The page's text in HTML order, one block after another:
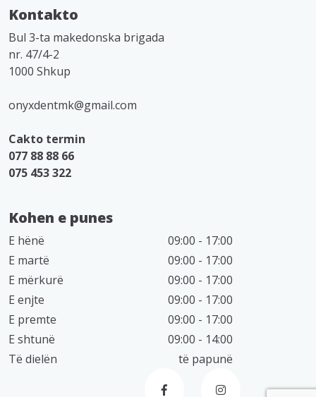
Kontakto
Bul 3-ta makedonska brigada
nr. 47/4-2
1000 Shkup
onyxdentmk@gmail.com
Cakto termin
077 88 88 66
075 453 322
Kohen e punes
E hënë
09:00 - 17:00
E martë
09:00 - 17:00
E mërkurë
09:00 - 17:00
E enjte
09:00 - 17:00
E premte
09:00 - 17:00
E shtunë
09:00 - 14:00
Të dielën
të papunë